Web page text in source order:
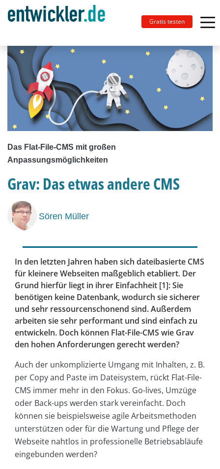
Gratis testen
Das Flat-File-CMS mit großen
Anpassungsmöglichkeiten
Grav: Das etwas andere CMS
Sören Müller
In den letzten Jahren haben sich dateibasierte CMS
für kleinere Webseiten maßgeblich etabliert. Der
Grund hierfür liegt in ihrer Einfachheit [1]: Sie
benötigen keine Datenbank, wodurch sie sicherer
und sehr ressourcenschonend sind. Außerdem
arbeiten sie sehr performant und sind einfach zu
entwickeln. Doch können Flat-File-CMS wie Grav
den hohen Anforderungen gerecht werden?
Auch der unkomplizierte Umgang mit Inhalten, z. B.
per Copy and Paste im Dateisystem, rückt Flat-File-
CMS immer mehr in den Fokus. Go-lives, Umzüge
oder Back-ups werden stark vereinfacht. Doch
können sie beispielsweise agile Arbeitsmethoden
unterstützen oder für die Wartung und Pflege der
Webseite nahtlos in professionelle Betriebsabläufe
eingebunden werden?